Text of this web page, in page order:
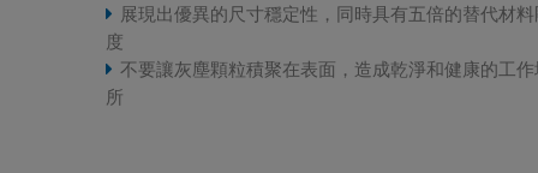
展現出優異的尺寸穩定性，同時具有五倍的替代材
度
不要讓灰塵顆粒積聚在表面，造成乾淨和健康的工作
所